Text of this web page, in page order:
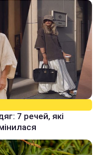
7 речей, які